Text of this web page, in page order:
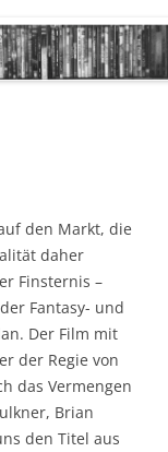
IMPRESSUM
den Markt, die
daher
Finsternis –
Fantasy- und
Der Film mit
der Regie von
das Vermengen
Brian
den Titel aus